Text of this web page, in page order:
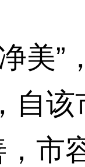
美”
自该
市